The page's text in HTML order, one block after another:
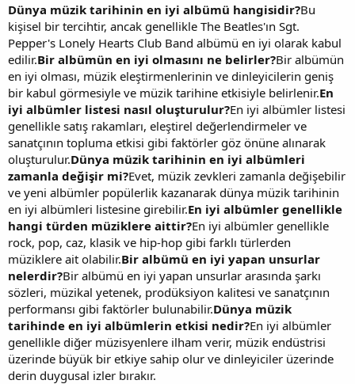
Dünya müzik tarihinin en iyi albümü hangisidir?Bu
kişisel bir tercihtir, ancak genellikle The Beatles'ın Sgt.
Pepper's Lonely Hearts Club Band albümü en iyi olarak kabul
edilir.Bir albümün en iyi olmasını ne belirler?Bir albümün
en iyi olması, müzik eleştirmenlerinin ve dinleyicilerin geniş
bir kabul görmesiyle ve müzik tarihine etkisiyle belirlenir.En
iyi albümler listesi nasıl oluşturulur?En iyi albümler listesi
genellikle satış rakamları, eleştirel değerlendirmeler ve
sanatçının topluma etkisi gibi faktörler göz önüne alınarak
oluşturulur.Dünya müzik tarihinin en iyi albümleri
zamanla değişir mi?Evet, müzik zevkleri zamanla değişebilir
ve yeni albümler popülerlik kazanarak dünya müzik tarihinin
en iyi albümleri listesine girebilir.En iyi albümler genellikle
hangi türden müziklere aittir?En iyi albümler genellikle
rock, pop, caz, klasik ve hip-hop gibi farklı türlerden
müziklere ait olabilir.Bir albümü en iyi yapan unsurlar
nelerdir?Bir albümü en iyi yapan unsurlar arasında şarkı
sözleri, müzikal yetenek, prodüksiyon kalitesi ve sanatçının
performansı gibi faktörler bulunabilir.Dünya müzik
tarihinde en iyi albümlerin etkisi nedir?En iyi albümler
genellikle diğer müzisyenlere ilham verir, müzik endüstrisi
üzerinde büyük bir etkiye sahip olur ve dinleyiciler üzerinde
derin duygusal izler bırakır.